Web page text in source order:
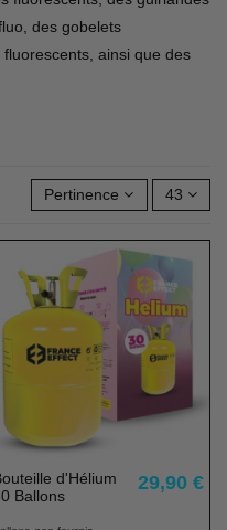
des gobelets
ainsi que des
Pertinence 43
d'Hélium
Ballons
29,90 €